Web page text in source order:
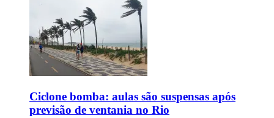
Ciclone bomba: aulas são suspensas após
previsão de ventania no Rio